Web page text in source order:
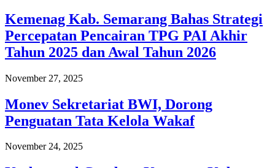
Kemenag Kab. Semarang Bahas Strategi
Percepatan Pencairan TPG PAI Akhir
Tahun 2025 dan Awal Tahun 2026
November 27, 2025
Monev Sekretariat BWI, Dorong
Penguatan Tata Kelola Wakaf
November 24, 2025